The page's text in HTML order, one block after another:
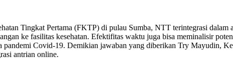
Tingkat Pertama (FKTP) di pulau Sumba, NTT terintegrasi
ke fasilitas kesehatan. Efektifitas waktu juga bisa meminalisir
Covid-19. Demikian jawaban yang diberikan Try Mayudin,
antrian online.